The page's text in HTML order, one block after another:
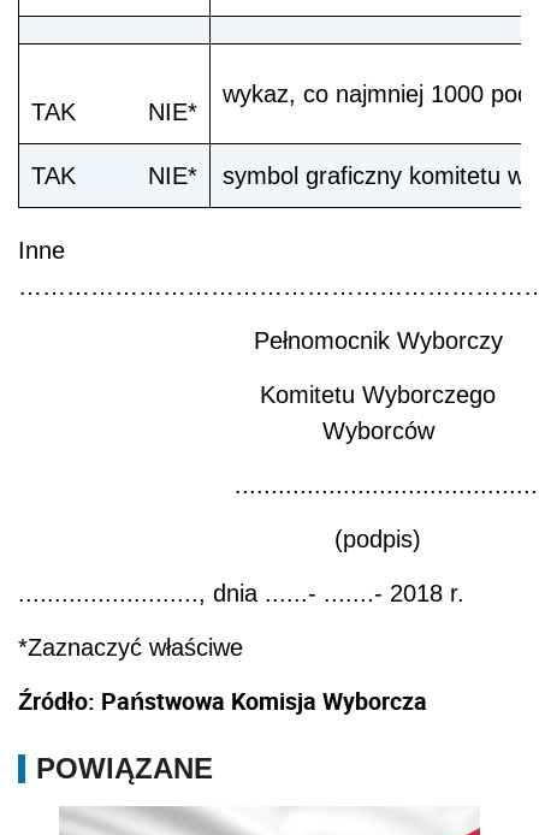
TAK NIE*
wykaz, co najmniej 1000
TAK NIE* symbol graficzny komitetu
Inne
Pełnomocnik Wyborczy
Komitetu Wyborczego
Wyborców
(podpis)
........................., dnia ......- .......- 2018 r.
*Zaznaczyć właściwe
Źródło: Państwowa Komisja Wyborcza
POWIĄZANE